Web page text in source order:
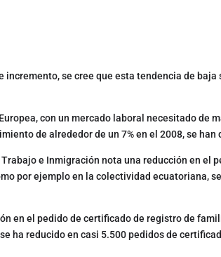
incremento, se cree que esta tendencia de baja
con un mercado laboral necesitado de
de alrededor de un 7% en el 2008, se han
e Inmigración nota una reducción en el
por ejemplo en la colectividad ecuatoriana,
en el pedido de certificado de registro de
ha reducido en casi 5.500 pedidos de